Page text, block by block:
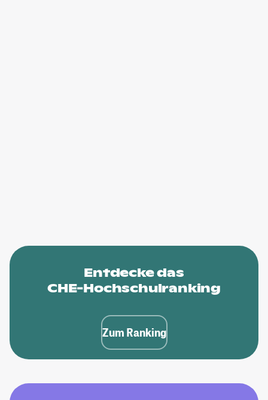
Entdecke das
CHE-Hochschulranking
Zum Ranking